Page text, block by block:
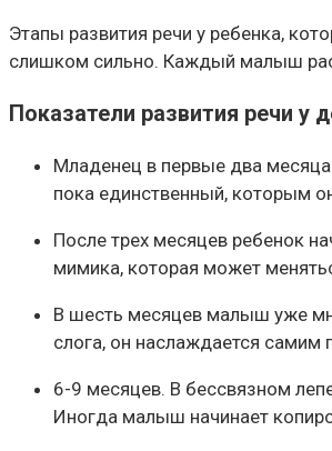
Этапы развития речи у ребенка,
слишком сильно. Каждый малыш
Показатели развития речи у
Младенец в первые два месяца
пока единственный, которым
После трех месяцев ребенок
мимика, которая может
В шесть месяцев малыш уже
слога, он наслаждается самим
6-9 месяцев. В бессвязном
Иногда малыш начинает